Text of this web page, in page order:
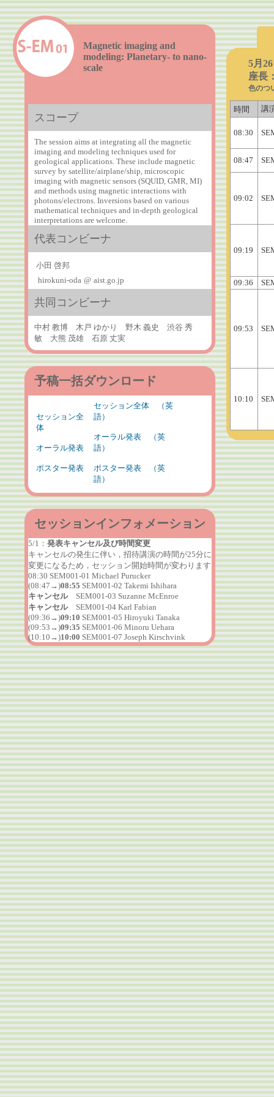
Magnetic imaging and
modeling: Planetary- to nano-
scale
スコープ
The session aims at integrating all the magnetic
imaging and modeling techniques used for
geological applications. These include magnetic
survey by satellite/airplane/ship, microscopic
imaging with magnetic sensors (SQUID, GMR, MI)
and methods using magnetic interactions with
photons/electrons. Inversions based on various
mathematical techniques and in-depth geological
interpretations are welcome.
代表コンビーナ
小田 啓邦
hirokuni-oda @ aist.go.jp
共同コンビーナ
中村 教博 木戸 ゆかり 野木 義史 渋谷 秀
敏 大熊 茂雄 石原 丈実
予稿一括ダウンロード
セッション全
体
オーラル発表
ポスター発表
セッション全体 （英
語）
オーラル発表 （英
語）
ポスター発表 （英
語）
セッションインフォメーション
5/1： 発表キャンセル及び時間変更
キャンセルの発生に伴い，招待講演の時間が25分に
変更になるため，セッション開始時間が変わります
08:30 SEM001-01 Michael Purucker
(08:47→)08:55 SEM001-02 Takemi Ishihara
キャンセルSEM001-03 Suzanne McEnroe
キャンセルSEM001-04 Karl Fabian
(09:36→)09:10 SEM001-05 Hiroyuki Tanaka
(09:53→)09:35 SEM001-06 Minoru Uehara
(10:10→)10:00 SEM001-07 Joseph Kirschvink
5月
座長
色のつ
時間 講
08:30
08:47
09:02
09:19
09:36
09:53
10:10